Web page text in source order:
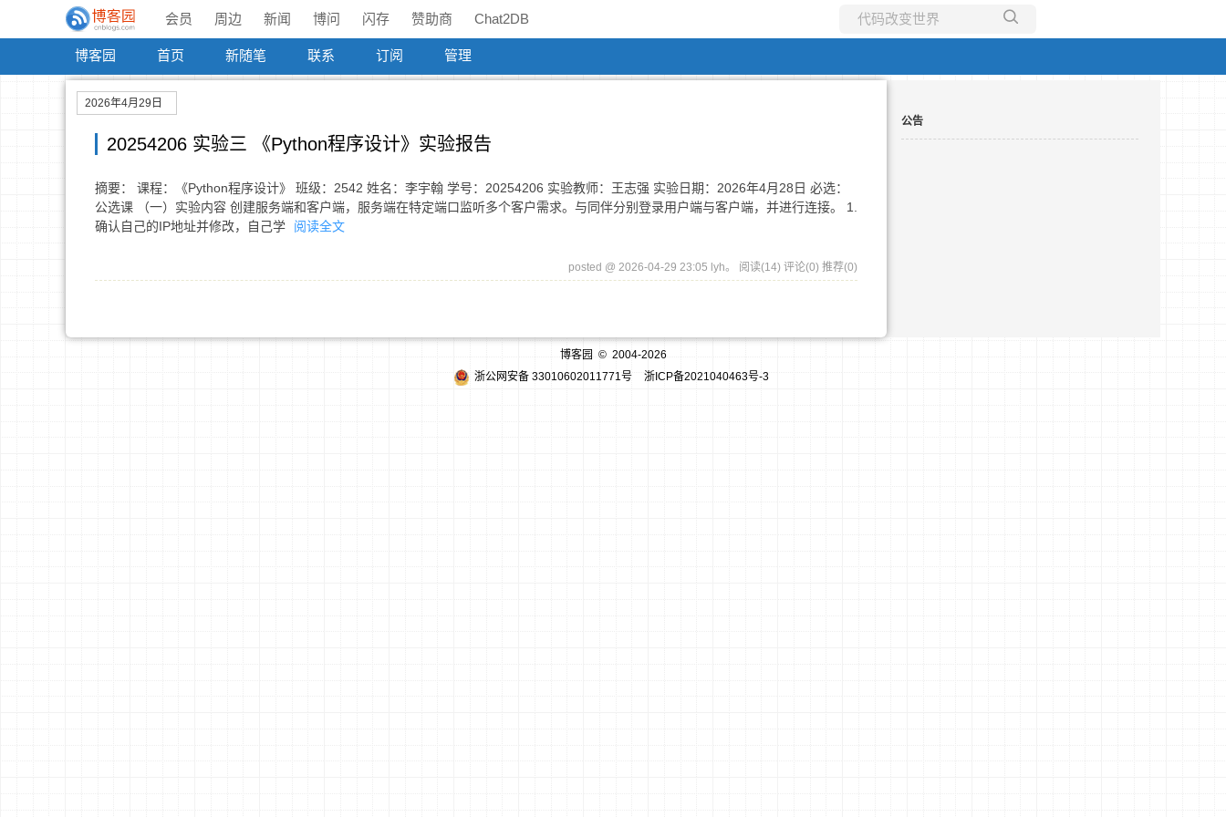
会员 周边 新闻 博问 闪存 赞助商 Chat2DB
博客园 首页 新随笔 联系 订阅 管理
2026年4月29日
20254206 实验三 《Python程序设计》实验报告
摘要： 课程：《Python程序设计》 班级：2542 姓名：李宇翰 学号：20254206 实验教师：王志强 实验日期：2026年4月28日 必选：
公选课 （一）实验内容 创建服务端和客户端，服务端在特定端口监听多个客户需求。与同伴分别登录用户端与客户端，并进行连接。 1.
确认自己的IP地址并修改，自己学
阅读全文
posted @ 2026-04-29 23:05 lyh。 阅读(14) 评论(0) 推荐(0)
公告
博客园 © 2004-2026
浙公网安备 33010602011771号
浙ICP备2021040463号-3